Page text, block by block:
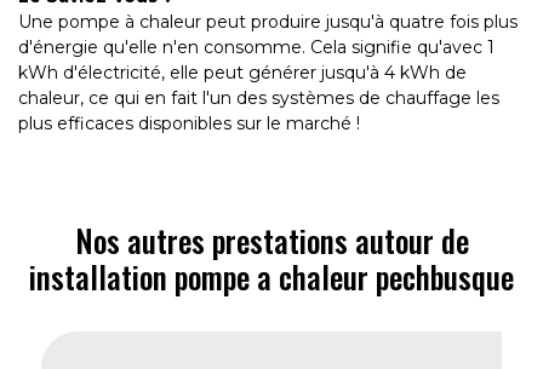
Une pompe à chaleur peut produire jusqu'à quatre fois plus
d'énergie qu'elle n'en consomme. Cela signifie qu'avec 1
kWh d'électricité, elle peut générer jusqu'à 4 kWh de
chaleur, ce qui en fait l'un des systèmes de chauffage les
plus efficaces disponibles sur le marché !
Nos autres prestations autour de
installation pompe a chaleur pechbusque